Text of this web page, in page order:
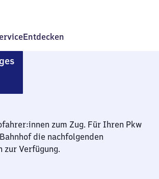
Entdecken
zum Zug. Für Ihren Pkw
die nachfolgenden
zur Verfügung.